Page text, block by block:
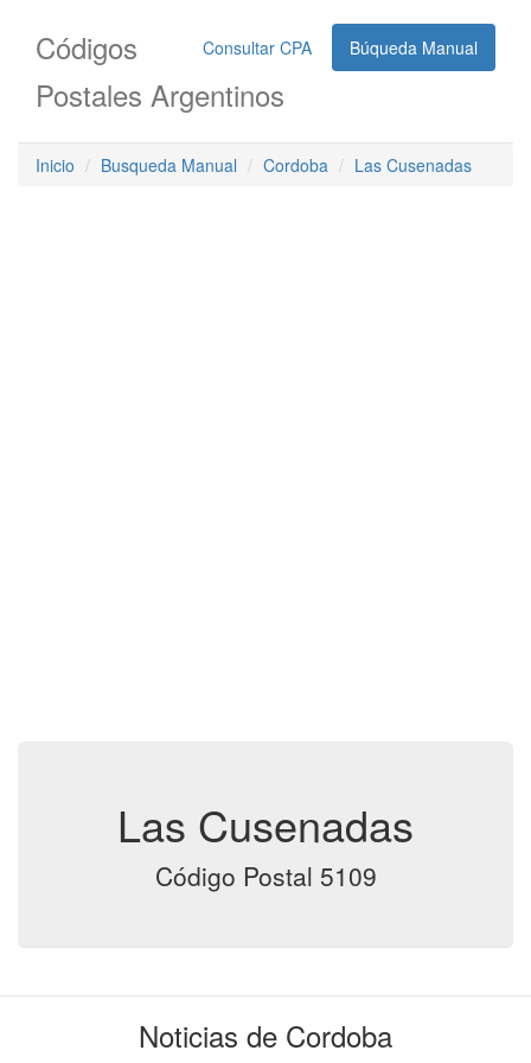
Consultar CPA Búqueda Manual
Códigos
Postales Argentinos
Inicio Busqueda Manual Cordoba Las Cusenadas
Las Cusenadas
Código Postal 5109
Noticias de Cordoba